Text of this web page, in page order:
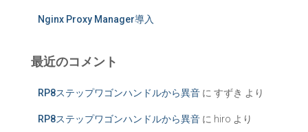
Nginx Proxy Manager導入
最近のコメント
RP8ステップワゴンハンドルから異音 に すずき より
RP8ステップワゴンハンドルから異音 に hiro より